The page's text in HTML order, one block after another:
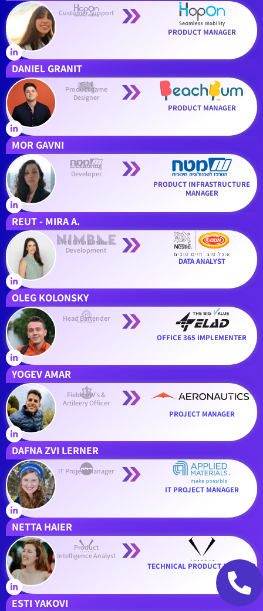
PRODUCT MANAGER
Customer Support
DANIEL GRANIT
PRODUCT MANAGER
Product game
Designer
MOR GAVNI
PRODUCT INFRASTRUCTURE
MANAGER
E-Learning
Developer
.REUT - MIRA A
DATA ANALYST
Web Data Business
Development
OLEG KOLONSKY
OFFICE 365 IMPLEMENTER
Head Bartender
YOGEV AMAR
PROJECT MANAGER
Field UAV's &
Artileery Officer
DAFNA ZVI LERNER
IT PROJECT MANAGER
IT Project Manager
NETTA HAIER
TECHNICAL PRODUCT MANAGER
Product
Intelligence Analyst
ESTI YAKOVI